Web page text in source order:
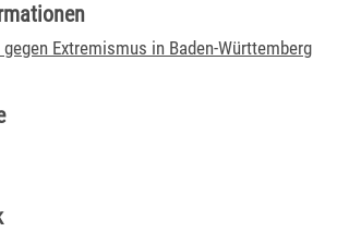
Extremismus in Baden-Württemberg